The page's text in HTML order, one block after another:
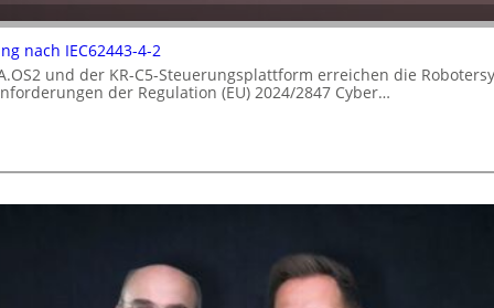
nach IEC62443-4-2
und der KR-C5-Steuerungsplattform erreichen die
der Regulation (EU) 2024/2847 Cyber…